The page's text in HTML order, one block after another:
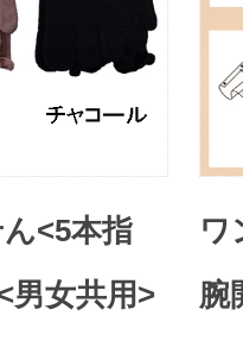
<5本指
男女共用>
ワ
腕